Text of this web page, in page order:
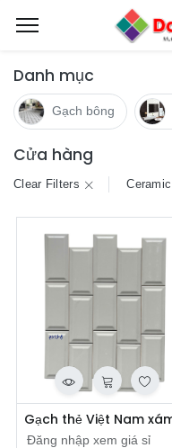
Danh mục
Gạch bông
Cửa hàng
Clear Filters Ceramic
Đăng nhập xem giá sỉ